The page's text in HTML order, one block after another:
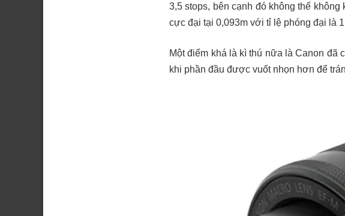
3,5 stops, bên cạnh đó không thể
cực đại tại 0,093m với tỉ lệ phóng đại là
Một điểm khá là kì thú nữa là Canon đã
khi phần đầu được vuốt nhọn hơn để